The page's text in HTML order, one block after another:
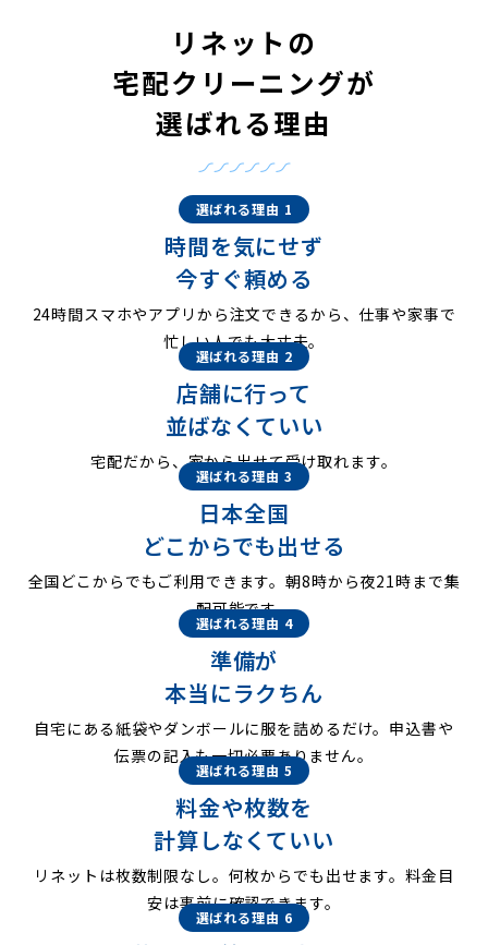
リネットの
宅配クリーニングが
選ばれる理由
選ばれる理由 1
時間を気にせず
今すぐ頼める
24時間スマホやアプリから注文できるから、仕事や家事で
忙しい人でも大丈夫。
選ばれる理由 2
店舗に行って
並ばなくていい
宅配だから、家から出せて受け取れます。
選ばれる理由 3
日本全国
どこからでも出せる
全国どこからでもご利用できます。朝8時から夜21時まで集
配可能です。
選ばれる理由 4
準備が
本当にラクちん
自宅にある紙袋やダンボールに服を詰めるだけ。申込書や
伝票の記入も一切必要ありません。
選ばれる理由 5
料金や枚数を
計算しなくていい
リネットは枚数制限なし。何枚からでも出せます。料金目
安は事前に確認できます。
選ばれる理由 6